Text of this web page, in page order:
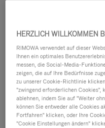
HERZLICH WILLKOMMEN
RIMOWA verwendet auf dieser
Ihnen ein optimales
messen, die Social-Media-
zeigen, die auf Ihre Bedürfnisse
zu unserer Cookie-Richtlinie
"zwingend erforderlichen Cookies",
ablehnen, indem Sie auf "Weiter
können Sie entweder alle Cookies
Fortfahren" klicken, oder Ihre
"Cookie Einstellungen ändern"